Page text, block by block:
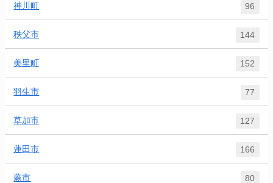
神川町 96
秩父市 144
美里町 152
羽生市 77
草加市 127
蓮田市 166
蕨市 80